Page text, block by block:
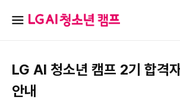
LG AI 청소년 캠프 2기 합격
안내